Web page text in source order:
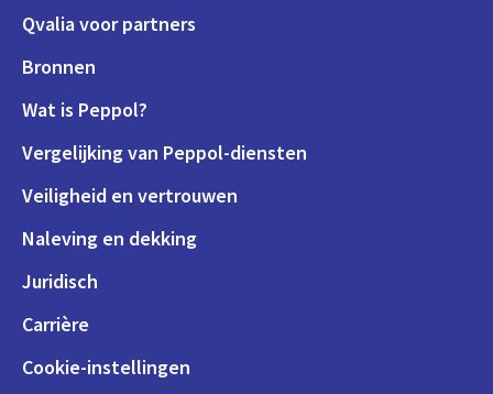
Qvalia voor partners
Bronnen
Wat is Peppol?
Vergelijking van Peppol-diensten
Veiligheid en vertrouwen
Naleving en dekking
Juridisch
Carrière
Cookie-instellingen